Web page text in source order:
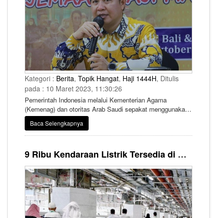
Kategori : Berita, Topik Hangat, Haji 1444H, Ditulis
pada : 10 Maret 2023, 11:30:26
Pemerintah Indonesia melalui Kementerian Agama
(Kemenag) dan otoritas Arab Saudi sepakat menggunakan
Aplikasi Visa Bio untuk seluruh jemaah haji Indonesia 1444
H/2023 M.
Baca Selengkapnya
9 Ribu Kendaraan Listrik Tersedia di Masjidil Haram untuk Jemaah Lansia dan Disabilitas